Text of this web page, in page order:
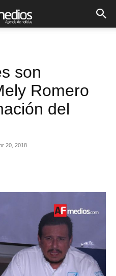
son
Romero
del
20, 2018